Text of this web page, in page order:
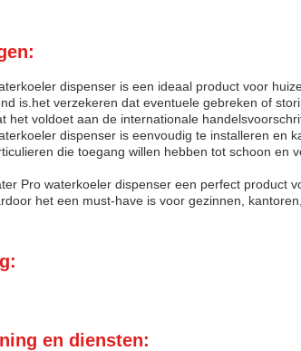
dispenser is een ideaal product voor
is.het verzekeren dat eventuele gebreken of
het voldoet aan de internationale
dispenser is eenvoudig te installeren en
die toegang willen hebben tot schoon en
Pro waterkoeler dispenser een perfect product
het een must-have is voor gezinnen,
en diensten: